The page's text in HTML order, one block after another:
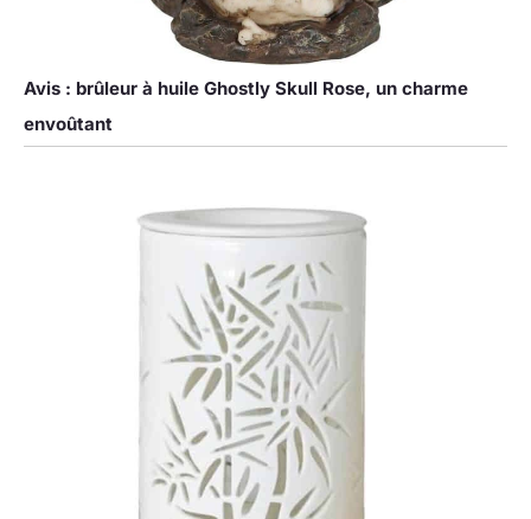
Avis : brûleur à huile Ghostly Skull Rose, un charme
envoûtant